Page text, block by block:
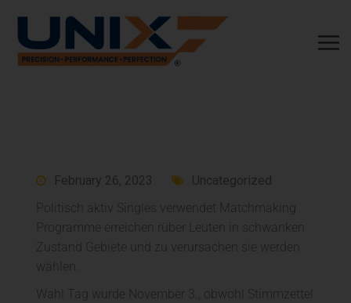
February 26, 2023
Uncategorized
Politisch aktiv Singles verwendet Matchmaking
Programme erreichen rüber Leuten in schwanken
Zustand Gebiete und zu verursachen sie werden
wählen.
Wahl Tag wurde November 3., obwohl Stimmzettel